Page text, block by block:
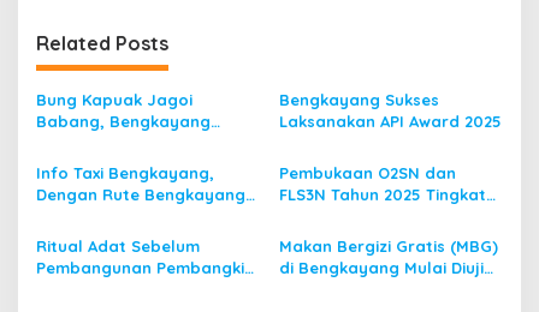
n
a
v
g
a
t
i
Related Posts
Bung Kapuak Jagoi
Babang, Bengkayang
Bengkayang Sukses
Laksanakan API Award 2025
Info Taxi Bengkayang,
Dengan Rute Bengkayang
Pembukaan O2SN dan
FLS3N Tahun 2025 Tingkat
Bengkayang
Ritual Adat Sebelum
Pembangunan Pembangkit
Makan Bergizi Gratis (MBG)
di Bengkayang Mulai Diuji